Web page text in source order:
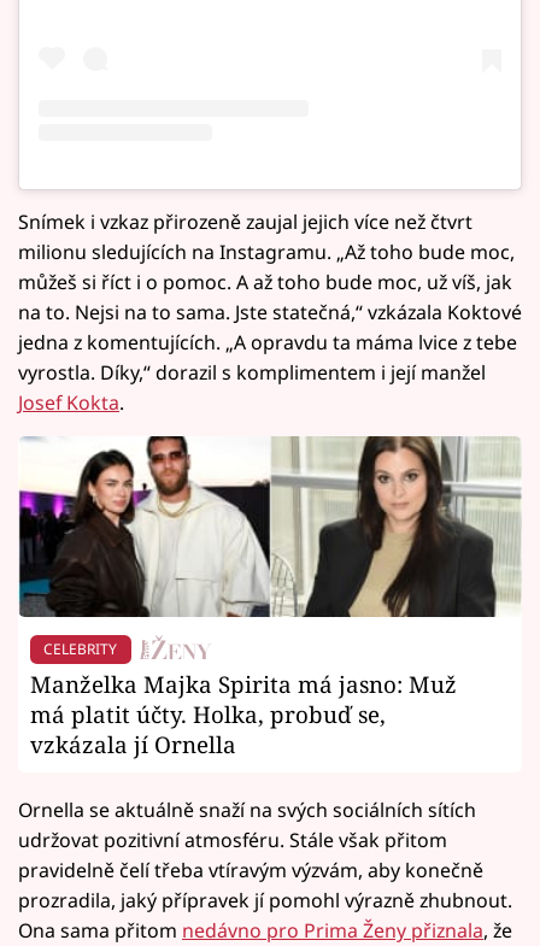
Snímek i vzkaz přirozeně zaujal jejich více než čtvrt
milionu sledujících na Instagramu. „Až toho bude moc,
můžeš si říct i o pomoc. A až toho bude moc, už víš, jak
na to. Nejsi na to sama. Jste statečná,“ vzkázala Koktové
jedna z komentujících. „A opravdu ta máma lvice z tebe
vyrostla. Díky,“ dorazil s komplimentem i její manžel
Josef Kokta.
CELEBRITY
Manželka Majka Spirita má jasno: Muž
má platit účty. Holka, probuď se,
vzkázala jí Ornella
Ornella se aktuálně snaží na svých sociálních sítích
udržovat pozitivní atmosféru. Stále však přitom
pravidelně čelí třeba vtíravým výzvám, aby konečně
prozradila, jaký přípravek jí pomohl výrazně zhubnout.
Ona sama přitom nedávno pro Prima Ženy přiznala, že